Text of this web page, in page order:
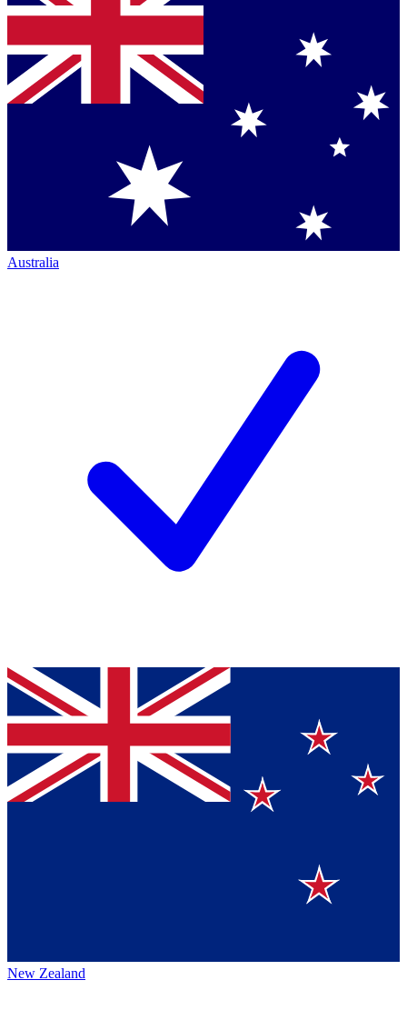
Australia
New Zealand